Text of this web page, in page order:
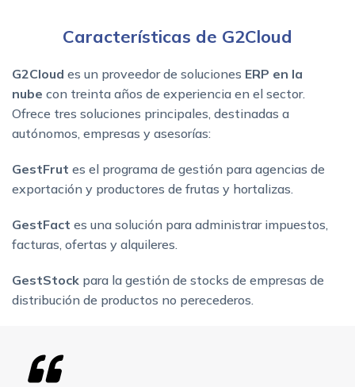
Características de G2Cloud
G2Cloud es un proveedor de soluciones ERP en la
nube con treinta años de experiencia en el sector.
Ofrece tres soluciones principales, destinadas a
autónomos, empresas y asesorías:
GestFrut es el programa de gestión para agencias de
exportación y productores de frutas y hortalizas.
GestFact es una solución para administrar impuestos,
facturas, ofertas y alquileres.
GestStock para la gestión de stocks de empresas de
distribución de productos no perecederos.